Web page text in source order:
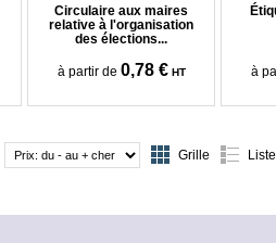
Circulaire aux maires
relative à l'organisation
des élections...
à partir de 0,78 € HT à
Grille Liste